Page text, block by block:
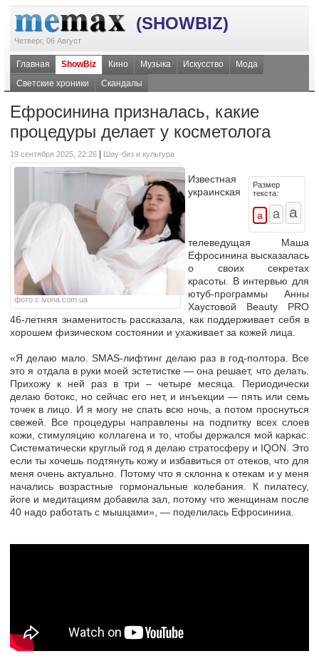
(SHOWBIZ)
Четверг, 06 Август
Главная ShowBiz Кино Музыка Искусство
Мода
Светские хроники
Скандалы
Ефросинина призналась, какие
процедуры делает у косметолога
19 сентября 2025, 22:26 Шоу-биз и культура
фото с ivona.com.ua
Размер
текста:
Известная
украинская
телеведущая Маша
Ефросинина высказалась
о своих секретах
красоты. В интервью для
ютуб-программы Анны
Хаустовой Beauty PRO
46-летняя знаменитость рассказала, как поддерживает себя в
хорошем физическом состоянии и ухаживает за кожей лица.
«Я делаю мало. SMAS-лифтинг делаю раз в год-полтора. Все
это я отдала в руки моей эстетистке — она решает, что делать.
Прихожу к ней раз в три – четыре месяца. Периодически
делаю ботокс, но сейчас его нет, и инъекции — пять или семь
точек в лицо. И я могу не спать всю ночь, а потом проснуться
свежей. Все процедуры направлены на подпитку всех слоев
кожи, стимуляцию коллагена и то, чтобы держался мой каркас.
Систематически круглый год я делаю стратосферу и IQON. Это
если ты хочешь подтянуть кожу и избавиться от отеков, что для
меня очень актуально. Потому что я склонна к отекам и у меня
начались возрастные гормональные колебания. К пилатесу,
йоге и медитациям добавила зал, потому что женщинам после
40 надо работать с мышцами», — поделилась Ефросинина.